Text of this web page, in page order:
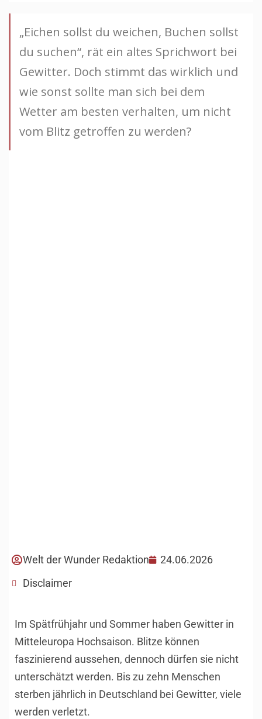
„Eichen sollst du weichen, Buchen sollst
du suchen“, rät ein altes Sprichwort bei
Gewitter. Doch stimmt das wirklich und
wie sonst sollte man sich bei dem
Wetter am besten verhalten, um nicht
vom Blitz getroffen zu werden?
Welt der Wunder Redaktion
24.06.2026
Disclaimer
Im Spätfrühjahr und Sommer haben Gewitter in
Mitteleuropa Hochsaison. Blitze können
faszinierend aussehen, dennoch dürfen sie nicht
unterschätzt werden. Bis zu zehn Menschen
sterben jährlich in Deutschland bei Gewitter, viele
werden verletzt.